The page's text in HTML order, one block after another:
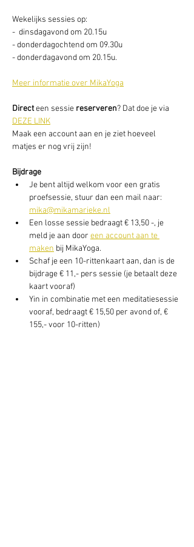
Wekelijks sessies op:
-  dinsdagavond om 20.15u
- donderdagochtend om 09.30u
- donderdagavond om 20.15u.
Meer informatie over MikaYoga
Direct een sessie reserveren? Dat doe je via
DEZE LINK
Maak een account aan en je ziet hoeveel
matjes er nog vrij zijn!
Bijdrage
Je bent altijd welkom voor een gratis
proefsessie, stuur dan een mail naar:
mika@mikamarieke.nl
Een losse sessie bedraagt € 13,50 -, je
meld je aan door een account aan te
maken bij MikaYoga.
Schaf je een 10-rittenkaart aan, dan is de
bijdrage € 11,- pers sessie (je betaalt deze
kaart vooraf)
Yin in combinatie met een meditatiesessie
vooraf, bedraagt € 15,50 per avond of, €
155,- voor 10-ritten)